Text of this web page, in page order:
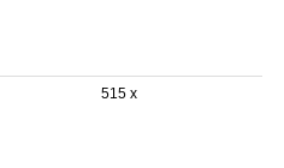
515 x